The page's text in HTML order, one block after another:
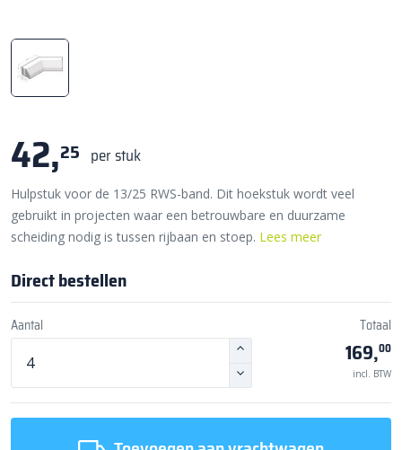
42,25 per stuk
Hulpstuk voor de 13/25 RWS-band. Dit hoekstuk wordt veel
gebruikt in projecten waar een betrouwbare en duurzame
scheiding nodig is tussen rijbaan en stoep. Lees meer
Direct bestellen
Aantal Totaal
169,00
incl. BTW